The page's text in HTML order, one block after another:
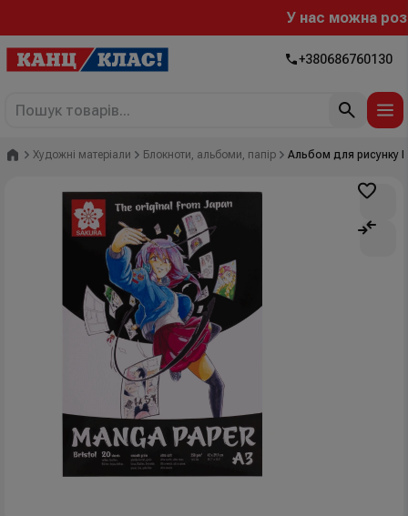
У нас можна
+380686760130
Головна
Художні матеріали Блокноти, альбоми, папір Альбом для рисунку